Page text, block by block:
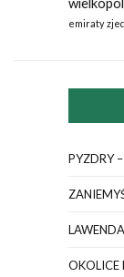
emiraty
PYZDRY